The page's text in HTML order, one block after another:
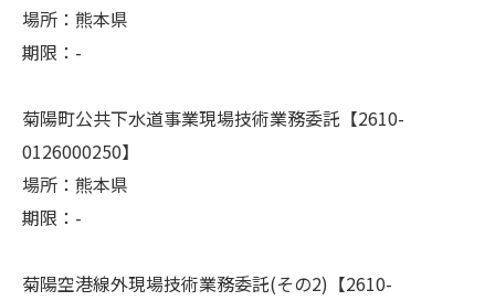
場所：熊本県
期限：-
菊陽町公共下水道事業現場技術業務委託【2610-
0126000250】
場所：熊本県
期限：-
菊陽空港線外現場技術業務委託(その2)【2610-